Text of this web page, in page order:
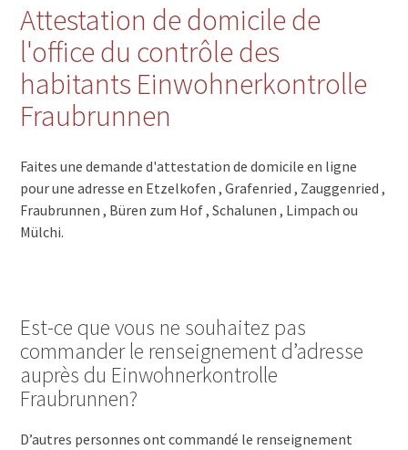
Attestation de domicile de
l'office du contrôle des
habitants Einwohnerkontrolle
Fraubrunnen
Faites une demande d'attestation de domicile en ligne
pour une adresse en Etzelkofen , Grafenried , Zauggenried ,
Fraubrunnen , Büren zum Hof , Schalunen , Limpach ou
Mülchi.
Est-ce que vous ne souhaitez pas
commander le renseignement d’adresse
auprès du Einwohnerkontrolle
Fraubrunnen?
D’autres personnes ont commandé le renseignement